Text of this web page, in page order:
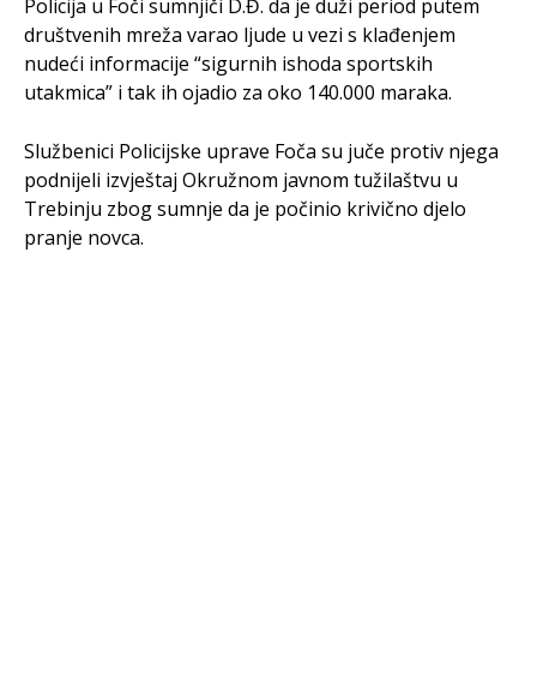
Policija u Foči sumnjiči D.Đ. da je duži period putem
društvenih mreža varao ljude u vezi s klađenjem
nudeći informacije “sigurnih ishoda sportskih
utakmica” i tak ih ojadio za oko 140.000 maraka.
Službenici Policijske uprave Foča su juče protiv njega
podnijeli izvještaj Okružnom javnom tužilaštvu u
Trebinju zbog sumnje da je počinio krivično djelo
pranje novca.